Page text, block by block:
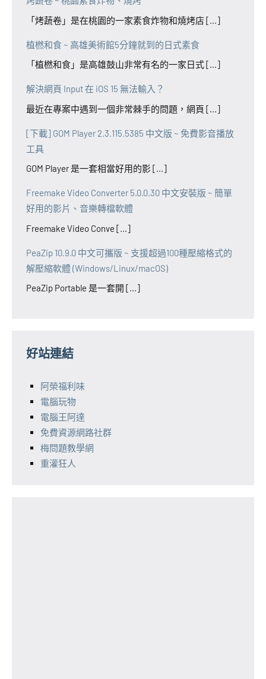
「烤蔬卷」是在桃園的一家素食炸物和燒烤店 [...]
植橪和食 ~ 高雄美術館5分鐘就到的日式素食
「植橪和食」是高雄鼓山非常有名的一家日式 [...]
解決網頁 Input 在 iOS 15 無法輸入？
最近在專案中遇到一個非常棘手的問題，網頁 [...]
[下載] GOM Player 2.3.115.5385 中文版 ~ 免費影音播放
工具
GOM Player 是一套相當好用的影 [...]
Freemake Video Converter 5.0.0.30 中文安裝版 ~ 簡單
好用的影片、音樂轉檔軟體
Freemake Video Conve [...]
PeaZip 10.9.0 中文可攜版 ~ 支援超過100種壓縮格式的
解壓縮軟體 (Windows/Linux/macOS)
PeaZip Portable 是一套開 [...]
好站連結
阿榮福利味
電腦玩物
電腦王阿達
免費資源網路社群
梅問題教學網
重灌狂人